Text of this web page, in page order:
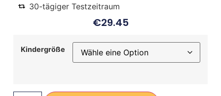
30-tägiger Testzeitraum
€29.45
Kindergröße